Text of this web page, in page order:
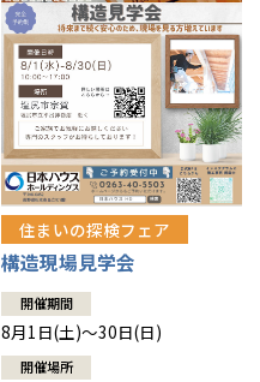
住まいの探検フェア
構造現場見学会
開催期間
8月1日(土)～30日(日)
開催場所